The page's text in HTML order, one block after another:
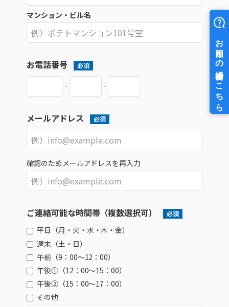
マンション・ビル名
お電話番号 必須
- -
メールアドレス 必須
確認のためメールアドレスを再入力
ご連絡可能な時間帯（複数選択可） 必須
平日（月・火・水・木・金）
週末（土・日）
午前（9：00～12：00）
午後①（12：00～15：00）
午後②（15：00～17：00）
その他